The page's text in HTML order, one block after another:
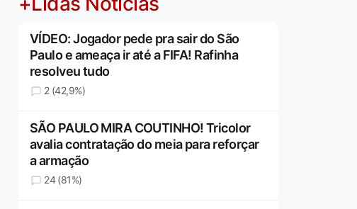
VÍDEO: Jogador pede pra sair do São
Paulo e ameaça ir até a FIFA! Rafinha
resolveu tudo
2 (42,9%)
SÃO PAULO MIRA COUTINHO! Tricolor
avalia contratação do meia para reforçar
a armação
24 (81%)